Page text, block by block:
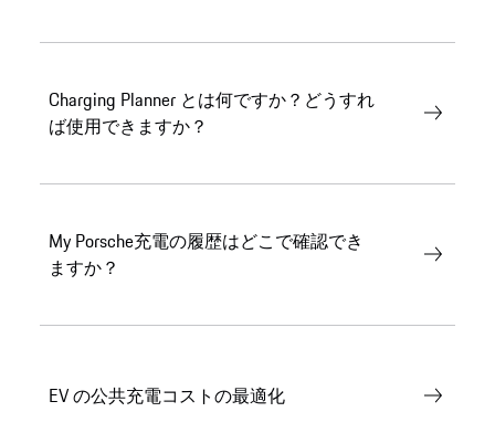
Charging Planner とは何ですか？どうすれ
ば使用できますか？
My Porsche充電の履歴はどこで確認でき
ますか？
EV の公共充電コストの最適化